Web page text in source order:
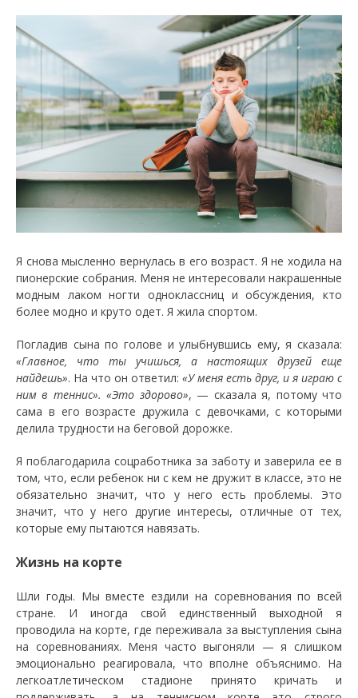
Я снова мысленно вернулась в его возраст. Я не ходила на
пионерские собрания. Меня не интересовали накрашенные
модным лаком ногти одноклассниц и обсуждения, кто
более модно и круто одет. Я жила спортом.
Погладив сына по голове и улыбнувшись ему, я сказала:
«Главное, что ты учишься, а настоящих друзей еще
найдешь». На что он ответил: «У меня есть друг, и я играю с
ним в теннис». «Это здорово», — сказала я, потому что
сама в его возрасте дружила с девочками, с которыми
делила трудности на беговой дорожке.
Я поблагодарила соцработника за заботу и заверила ее в
том, что, если ребенок ни с кем не дружит в классе, это не
обязательно значит, что у него есть проблемы. Это
значит, что у него другие интересы, отличные от тех,
которые ему пытаются навязать.
Жизнь на корте
Шли годы. Мы вместе ездили на соревнования по всей
стране. И иногда свой единственный выходной я
проводила на корте, где переживала за выступления сына
на соревнованиях. Меня часто выгоняли — я слишком
эмоционально реагировала, что вполне объяснимо. На
легкоатлетическом стадионе принято кричать и